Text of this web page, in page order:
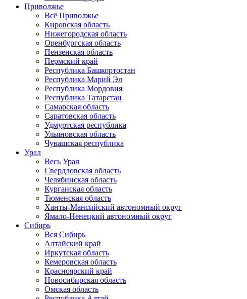
Приволжье
Всё Приволжье
Кировская область
Нижегородская область
Оренбургская область
Пензенская область
Пермский край
Республика Башкортостан
Республика Марий Эл
Республика Мордовия
Республика Татарстан
Самарская область
Саратовская область
Удмуртская республика
Ульяновская область
Чувашская республика
Урал
Весь Урал
Свердловская область
Челябинская область
Курганская область
Тюменская область
Ханты-Мансийский автономный округ
Ямало-Ненецкий автономный округ
Сибирь
Вся Сибирь
Алтайский край
Иркутская область
Кемеровская область
Красноярский край
Новосибирская область
Омская область